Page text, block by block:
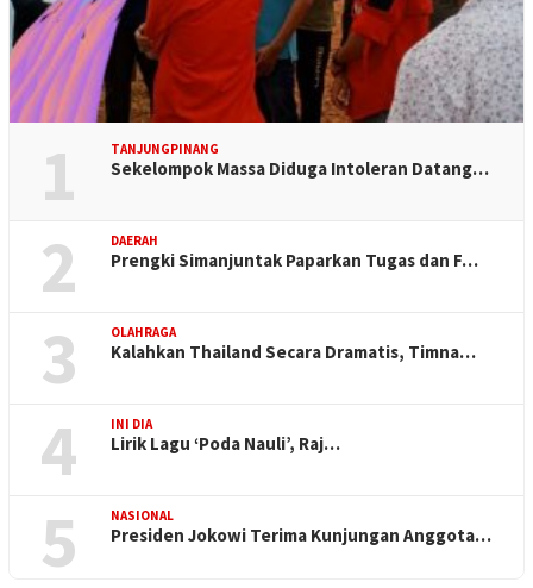
1 TANJUNGPINANG
Sekelompok Massa Diduga Intoleran Datang…
2 DAERAH
Prengki Simanjuntak Paparkan Tugas dan F…
3 OLAHRAGA
Kalahkan Thailand Secara Dramatis, Timna…
4 INI DIA
Lirik Lagu ‘Poda Nauli’, Raj…
5 NASIONAL
Presiden Jokowi Terima Kunjungan Anggota…